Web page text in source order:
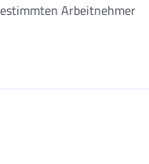
Arbeitnehmer